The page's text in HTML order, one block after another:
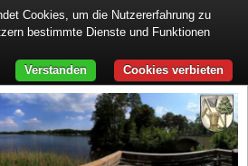
Cookies, um die Nutzererfahrung zu
bestimmte Dienste und Funktionen
Cookies verbieten
Verstanden